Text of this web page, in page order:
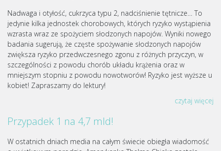
Nadwaga i otyłość, cukrzyca typu 2, nadciśnienie tętnicze… To
jedynie kilka jednostek chorobowych, których ryzyko wystąpienia
wzrasta wraz ze spożyciem słodzonych napojów. Wyniki nowego
badania sugerują, że częste spożywanie słodzonych napojów
zwiększa ryzyko przedwczesnego zgonu z różnych przyczyn, w
szczególności z powodu chorób układu krążenia oraz w
mniejszym stopniu z powodu nowotworów! Ryzyko jest wyższe u
kobiet! Zapraszamy do lektury!
czytaj więcej
Przypadek 1 na 4,7 mld!
W ostatnich dniach media na całym świecie obiegła wiadomość